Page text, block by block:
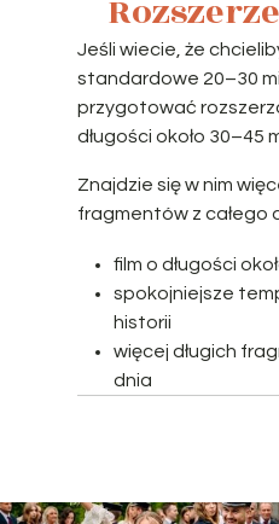
Jeśli wiecie, że
standardowe 20–30
przygotować
długości około 30–45
Znajdzie się w nim
fragmentów z całego
film o długości
spokojniejsze
historii
więcej długich
dnia